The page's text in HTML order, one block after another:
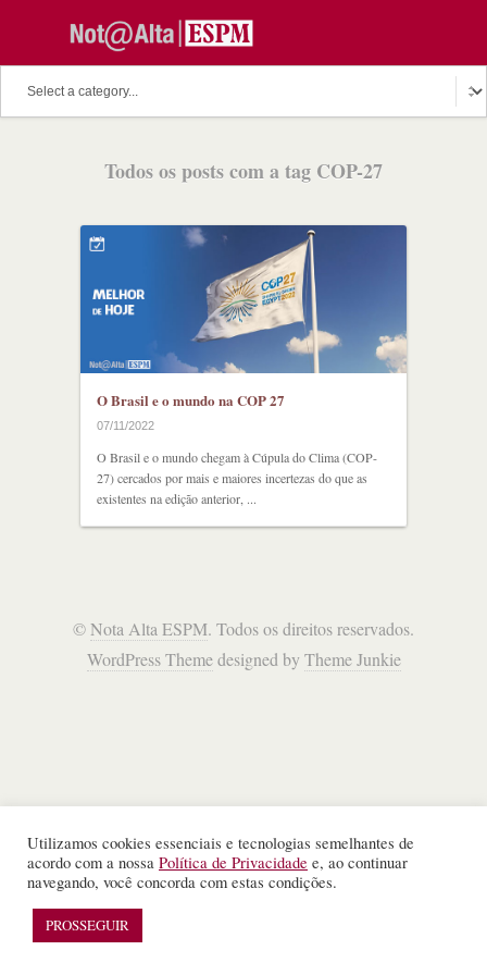
Todos os posts com a tag COP-27
O Brasil e o mundo na COP 27
07/11/2022
O Brasil e o mundo chegam à Cúpula do Clima (COP-
27) cercados por mais e maiores incertezas do que as
existentes na edição anterior, ...
©Nota Alta ESPM. Todos os direitos reservados.
WordPress Themedesigned by Theme Junkie
Utilizamos cookies essenciais e tecnologias semelhantes de
acordo com a nossa Política de Privacidade e, ao continuar
navegando, você concorda com estas condições.
PROSSEGUIR